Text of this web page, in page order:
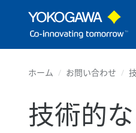
ホーム お問い合わせ
技術的